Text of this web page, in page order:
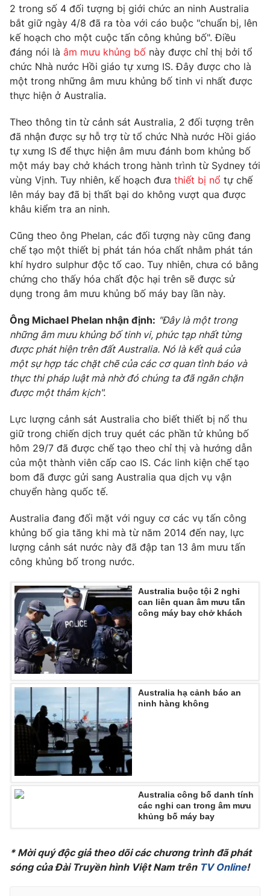
Thế giới đó đây
Câu chuyện quốc tế
Tài chính
Thị trường
Góc doanh nghiệp
Dữ liệu và đời sống
Truyền hình
Phim VTV
Nhân vật
Khán giả
Giải sao mai
Giải trí
Điện ảnh
Âm nhạc
Sao
Đời sống
Du lịch
Làm đẹp
Chất lượng cuộc sống
Giáo dục
Tuyển sinh
Học trực tuyến
Công nghệ
Sản phẩm
Thị trường
Tư vấn
Giao lưu trực tuyến
Lịch phát sóng
Chuyên mục khác
Emagazine Podcast
Photo Infographic
VTV Money VTV Thể thao
VTV Sức khoẻ Bất động sản
Thị trường 24h Tấm lòng Việt
VTV4 Vươn mình bằng AI
VTV9 VTV8
Liên hệ tòa soạn English
THỜI BÁO VTV
Theo dõi báo trên
Cơ quan chủ quản:Đài Truyền hình Việt Nam
Cơ quan báo chí:
Giấy phép hoạt động báo in và báo điện tử số 483/GP-BTTTT
Phó Tổng Biên tập:Nguyễn Thị Mỹ Hạnh, Phạm Quốc Thắng,
Nguyễn Trọng Ninh
2 trong số 4 đối tượng bị giới chức an ninh Australia
bắt giữ ngày 4/8 đã ra tòa với cáo buộc "chuẩn bị, lên
kế hoạch cho một cuộc tấn công khủng bố". Điều
đáng nói là âm mưu khủng bố này được chỉ thị bởi tổ
chức Nhà nước Hồi giáo tự xưng IS. Đây được cho là
một trong những âm mưu khủng bố tinh vi nhất được
thực hiện ở Australia.
Theo thông tin từ cảnh sát Australia, 2 đối tượng trên
đã nhận được sự hỗ trợ từ tổ chức Nhà nước Hồi giáo
tự xưng IS để thực hiện âm mưu đánh bom khủng bố
một máy bay chở khách trong hành trình từ Sydney tới
vùng Vịnh. Tuy nhiên, kế hoạch đưa thiết bị nổ tự chế
lên máy bay đã bị thất bại do không vượt qua được
khâu kiểm tra an ninh.
Cũng theo ông Phelan, các đối tượng này cũng đang
chế tạo một thiết bị phát tán hóa chất nhằm phát tán
khí hydro sulphur độc tố cao. Tuy nhiên, chưa có bằng
chứng cho thấy hóa chất độc hại trên sẽ được sử
dụng trong âm mưu khủng bố máy bay lần này.
Ông Michael Phelan nhận định: "Đây là một trong
những âm mưu khủng bố tinh vi, phức tạp nhất từng
được phát hiện trên đất Australia. Nó là kết quả của
một sự hợp tác chặt chẽ của các cơ quan tình báo và
thực thi pháp luật mà nhờ đó chúng ta đã ngăn chặn
được một thảm kịch".
Lực lượng cảnh sát Australia cho biết thiết bị nổ thu
giữ trong chiến dịch truy quét các phần tử khủng bố
hôm 29/7 đã được chế tạo theo chỉ thị và hướng dẫn
của một thành viên cấp cao IS. Các linh kiện chế tạo
bom đã được gửi sang Australia qua dịch vụ vận
chuyển hàng quốc tế.
Australia đang đối mặt với nguy cơ các vụ tấn công
khủng bố gia tăng khi mà từ năm 2014 đến nay, lực
lượng cảnh sát nước này đã đập tan 13 âm mưu tấn
công khủng bố trong nước.
Australia buộc tội 2 nghi
can liên quan âm mưu tấn
công máy bay chở khách
Australia hạ cảnh báo an
ninh hàng không
Australia công bố danh tính
các nghi can trong âm mưu
khủng bố máy bay
* Mời quý độc giả theo dõi các chương trình đã phát
sóng của Đài Truyền hình Việt Nam trên TV Online!